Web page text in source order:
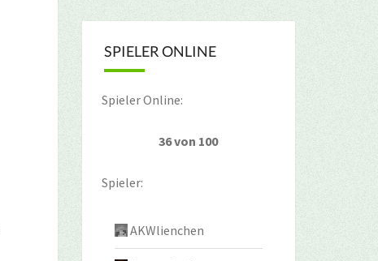
SPIELER ONLINE
Spieler Online:
36 von 100
Spieler:
AKWlienchen